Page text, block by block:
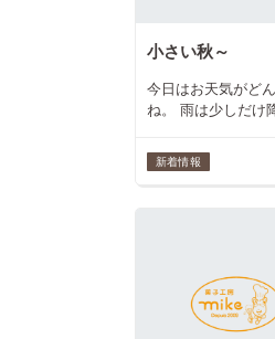
小さい秋～
今日はお天気がど
ね。 雨は少しだけ
新着情報